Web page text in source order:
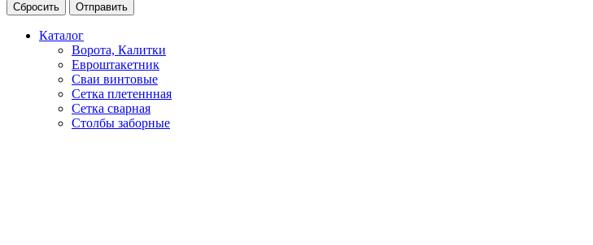
Сбросить Отправить
Каталог
Ворота, Калитки
Евроштакетник
Сваи винтовые
Сетка плетеннная
Сетка сварная
Столбы заборные